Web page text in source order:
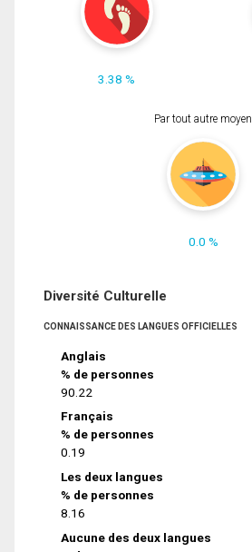
3.38 %
Par tout autre moyen
0.0 %
Diversité Culturelle
CONNAISSANCE DES LANGUES OFFICIELLES
Anglais
% de personnes
90.22
Français
% de personnes
0.19
Les deux langues
% de personnes
8.16
Aucune des deux langues